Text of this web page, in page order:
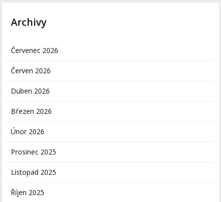
Archivy
Červenec 2026
Červen 2026
Duben 2026
Březen 2026
Únor 2026
Prosinec 2025
Listopad 2025
Říjen 2025